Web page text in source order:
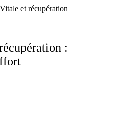
et récupération
: